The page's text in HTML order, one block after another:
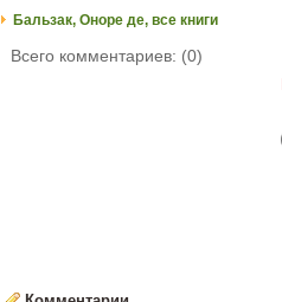
Бальзак, Оноре де, все книги
Всего комментариев: (0)